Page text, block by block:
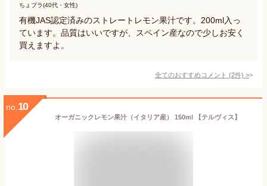
ちょプラ(40代・女性)
有機JAS認定済みのストレートレモン果汁です。200ml入っ
ています。品質はいいですが、スペイン産なので少しお安く
買えますよ。
全てのおすすめコメント (2件) >
no. 10
オーガニックレモン果汁（イタリア産） 150ml 【テルヴィス】